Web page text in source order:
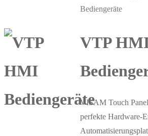
Bediengeräte
VTP
VISAM Touch
perfekte Hardware-